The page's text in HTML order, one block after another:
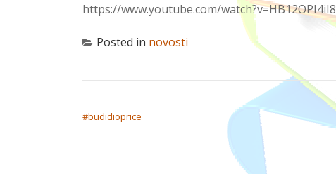
https://www.youtube.com/watch?v=HB12OPI4iI8
Posted in novosti
#budidioprice